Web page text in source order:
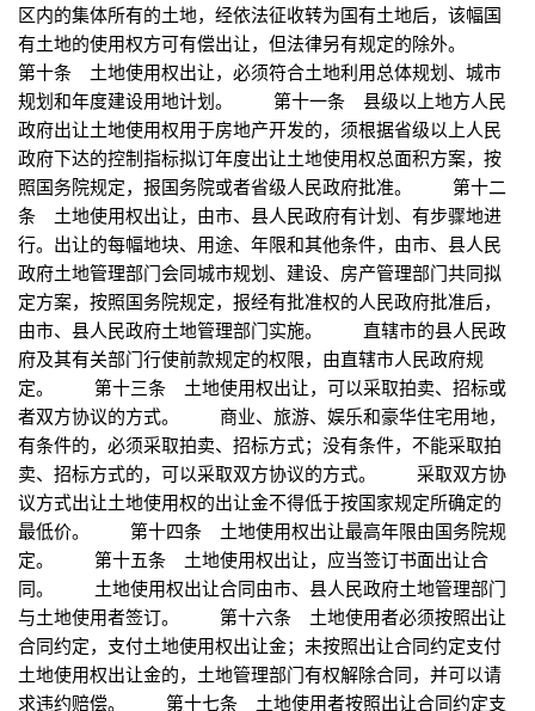
区内的集体所有的土地，经依法征收转为国有土地后，该幅国
有土地的使用权方可有偿出让，但法律另有规定的除外。
第十条 土地使用权出让，必须符合土地利用总体规划、城市
规划和年度建设用地计划。 第十一条 县级以上地方人民
政府出让土地使用权用于房地产开发的，须根据省级以上人民
政府下达的控制指标拟订年度出让土地使用权总面积方案，按
照国务院规定，报国务院或者省级人民政府批准。 第十二
条 土地使用权出让，由市、县人民政府有计划、有步骤地进
行。出让的每幅地块、用途、年限和其他条件，由市、县人民
政府土地管理部门会同城市规划、建设、房产管理部门共同拟
定方案，按照国务院规定，报经有批准权的人民政府批准后，
由市、县人民政府土地管理部门实施。 直辖市的县人民政
府及其有关部门行使前款规定的权限，由直辖市人民政府规
定。 第十三条 土地使用权出让，可以采取拍卖、招标或
者双方协议的方式。 商业、旅游、娱乐和豪华住宅用地，
有条件的，必须采取拍卖、招标方式；没有条件，不能采取拍
卖、招标方式的，可以采取双方协议的方式。 采取双方协
议方式出让土地使用权的出让金不得低于按国家规定所确定的
最低价。 第十四条 土地使用权出让最高年限由国务院规
定。 第十五条 土地使用权出让，应当签订书面出让合
同。 土地使用权出让合同由市、县人民政府土地管理部门
与土地使用者签订。 第十六条 土地使用者必须按照出让
合同约定，支付土地使用权出让金；未按照出让合同约定支付
土地使用权出让金的，土地管理部门有权解除合同，并可以请
求违约赔偿。 第十七条 土地使用者按照出让合同约定支